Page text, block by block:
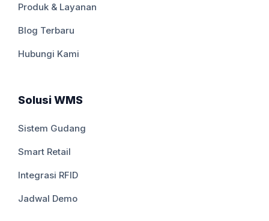
Produk & Layanan
Blog Terbaru
Hubungi Kami
Solusi WMS
Sistem Gudang
Smart Retail
Integrasi RFID
Jadwal Demo